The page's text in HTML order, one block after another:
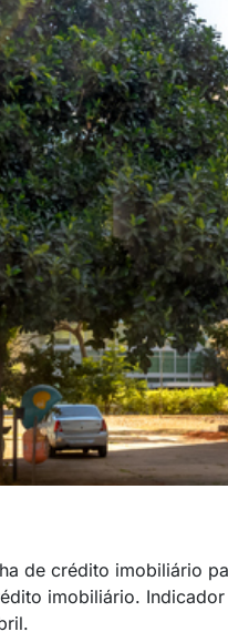
de crédito imobiliário
imobiliário.